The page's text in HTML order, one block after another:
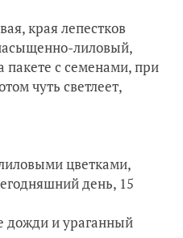
края лепестков
лиловый,
пакете с семенами, при
чуть светлеет,
цветками,
день, 15
дожди и ураганный